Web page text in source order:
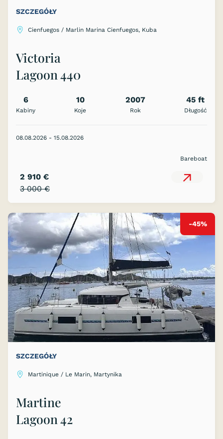
SZCZEGÓŁY
Cienfuegos / Marlin Marina Cienfuegos, Kuba
Victoria
Lagoon 440
6
Kabiny
10
Koje
2007
Rok
45 ft
Długość
08.08.2026 - 15.08.2026
Bareboat
3 000 €
2 910 €
-45%
SZCZEGÓŁY
Martinique / Le Marin, Martynika
Martine
Lagoon 42